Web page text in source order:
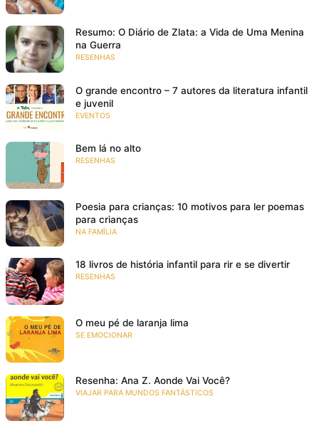
Resumo: O Diário de Zlata: a Vida de Uma Menina
na Guerra
RESENHAS
O grande encontro – 7 autores da literatura infantil
e juvenil
EVENTOS
Bem lá no alto
RESENHAS
Poesia para crianças: 10 motivos para ler poemas
para crianças
NA FAMÍLIA
18 livros de história infantil para rir e se divertir
RESENHAS
O meu pé de laranja lima
SE EMOCIONAR
Resenha: Ana Z. Aonde Vai Você?
VIAJAR PARA MUNDOS FANTÁSTICOS